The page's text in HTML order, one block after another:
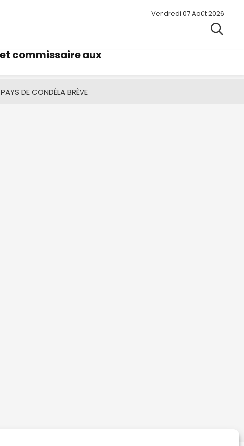
Vendredi 07 Août 2026
commissaire aux
PAYS DE CONDÉLA BRÈVE